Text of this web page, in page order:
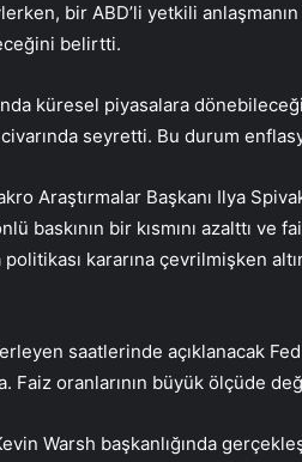
bir ABD’li yetkili anlaşmanın
belirtti.
küresel piyasalara
seyretti. Bu durum
Araştırmalar Başkanı Ilya
baskının bir kısmını azalttı ve
kararına çevrilmişken
saatlerinde açıklanacak
Faiz oranlarının büyük ölçüde
Warsh başkanlığında